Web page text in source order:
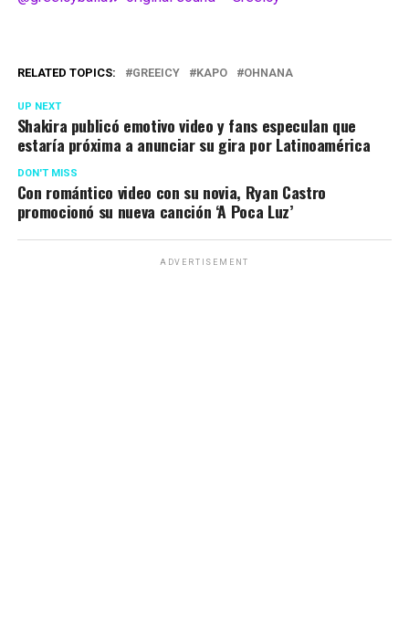
RELATED TOPICS: GREEICY KAPO OHNANA
UP NEXT
Shakira publicó emotivo video y fans especulan que
estaría próxima a anunciar su gira por Latinoamérica
DON'T MISS
Con romántico video con su novia, Ryan Castro
promocionó su nueva canción ‘A Poca Luz’
ADVERTISEMENT